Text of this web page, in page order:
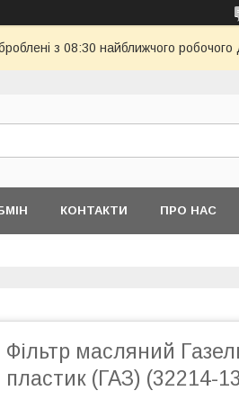
з 08:30 найближчого
КОНТАКТИ ПРО НАС
Фільтр масляний
пластик (ГАЗ) (32214-